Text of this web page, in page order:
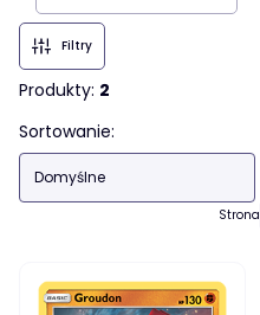
Filtry
Produkty: 2
Lista produktów
Sortowanie:
Domyślne
Strona